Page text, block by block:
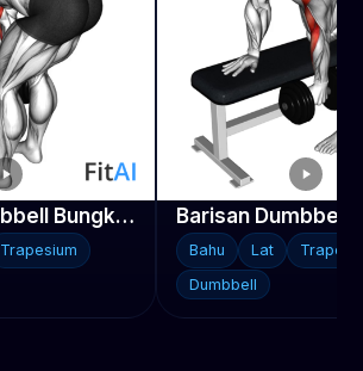
Barisan Dumbbell Bungkuk
Trapesium
Bahu Lat
Dumbbell